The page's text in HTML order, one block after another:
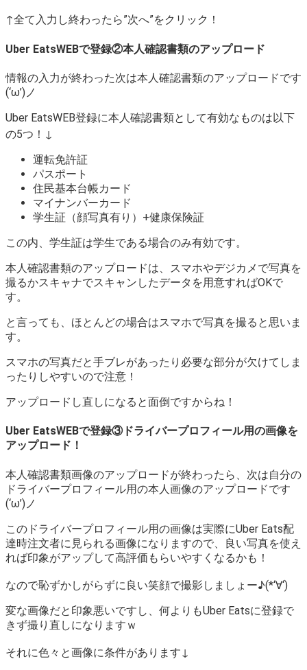
↑全て入力し終わったら”次へ”をクリック！
Uber EatsWEBで登録②本人確認書類のアップロード
情報の入力が終わった次は本人確認書類のアップロードです
(‘ω’)ノ
Uber EatsWEB登録に本人確認書類として有効なものは以下
の5つ！↓
運転免許証
パスポート
住民基本台帳カード
マイナンバーカード
学生証（顔写真有り）+健康保険証
この内、学生証は学生である場合のみ有効です。
本人確認書類のアップロードは、スマホやデジカメで写真を
撮るかスキャナでスキャンしたデータを用意すればOKで
す。
と言っても、ほとんどの場合はスマホで写真を撮ると思いま
す。
スマホの写真だと手ブレがあったり必要な部分が欠けてしま
ったりしやすいので注意！
アップロードし直しになると面倒ですからね！
Uber EatsWEBで登録③ドライバープロフィール用の画像を
アップロード！
本人確認書類画像のアップロードが終わったら、次は自分の
ドライバープロフィール用の本人画像のアップロードです
(‘ω’)ノ
このドライバープロフィール用の画像は実際にUber Eats配
達時注文者に見られる画像になりますので、良い写真を使え
れば印象がアップして高評価もらいやすくなるかも！
なので恥ずかしがらずに良い笑顔で撮影しましょー♪(*‘∀‘)
変な画像だと印象悪いですし、何よりもUber Eatsに登録で
きず撮り直しになりますｗ
それに色々と画像に条件があります↓